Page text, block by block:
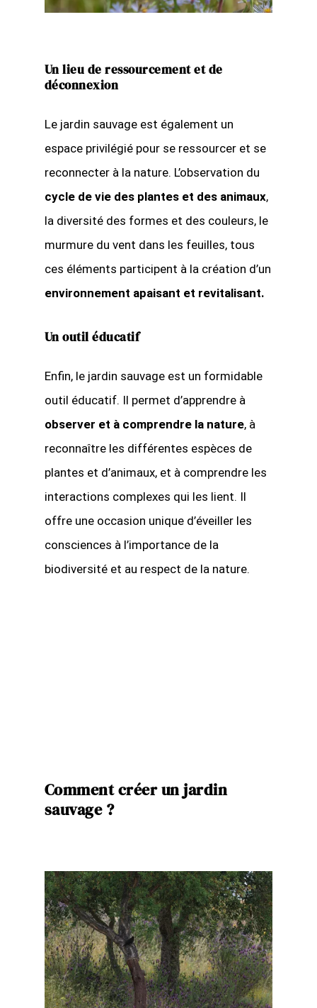
Un lieu de ressourcement et de
déconnexion
Le jardin sauvage est également un
espace privilégié pour se ressourcer et se
reconnecter à la nature. L’observation du
cycle de vie des plantes et des animaux,
la diversité des formes et des couleurs, le
murmure du vent dans les feuilles, tous
ces éléments participent à la création d’un
environnement apaisant et revitalisant.
Un outil éducatif
Enfin, le jardin sauvage est un formidable
outil éducatif. Il permet d’apprendre à
observer et à comprendre la nature, à
reconnaître les différentes espèces de
plantes et d’animaux, et à comprendre les
interactions complexes qui les lient. Il
offre une occasion unique d’éveiller les
consciences à l’importance de la
biodiversité et au respect de la nature.
Comment créer un jardin
sauvage ?